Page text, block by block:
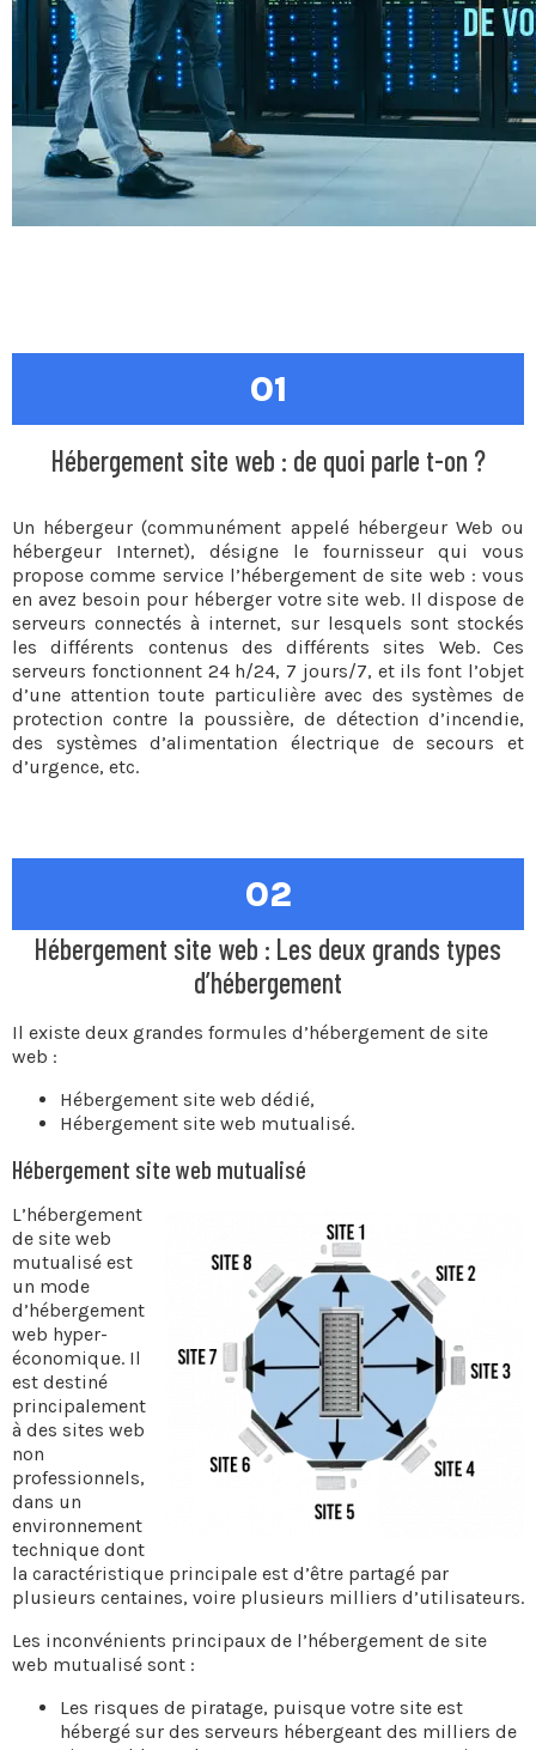
01
Hébergement site web : de quoi parle t-on ?
Un hébergeur (communément appelé hébergeur Web ou
hébergeur Internet), désigne le fournisseur qui vous
propose comme service l’hébergement de site web : vous
en avez besoin pour héberger votre site web. Il dispose de
serveurs connectés à internet, sur lesquels sont stockés
les différents contenus des différents sites Web. Ces
serveurs fonctionnent 24 h/24, 7 jours/7, et ils font l’objet
d’une attention toute particulière avec des systèmes de
protection contre la poussière, de détection d’incendie,
des systèmes d’alimentation électrique de secours et
d’urgence, etc.
02
Hébergement site web : Les deux grands types
d’hébergement
Il existe deux grandes formules d’hébergement de site
web :
Hébergement site web dédié,
Hébergement site web mutualisé.
Hébergement site web mutualisé
L’hébergement
de site web
mutualisé est
un mode
d’hébergement
web hyper-
économique. Il
est destiné
principalement
à des sites web
non
professionnels,
dans un
environnement
technique dont
la caractéristique principale est d’être partagé par
plusieurs centaines, voire plusieurs milliers d’utilisateurs.
Les inconvénients principaux de l’hébergement de site
web mutualisé sont :
Les risques de piratage, puisque votre site est
hébergé sur des serveurs hébergeant des milliers de